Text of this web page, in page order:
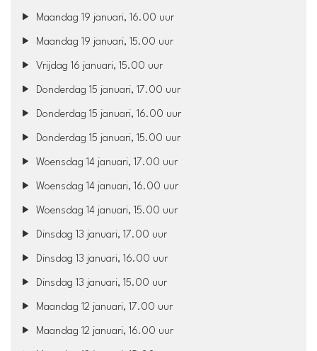
Maandag 19 januari, 16.00 uur
Maandag 19 januari, 15.00 uur
Vrijdag 16 januari, 15.00 uur
Donderdag 15 januari, 17.00 uur
Donderdag 15 januari, 16.00 uur
Donderdag 15 januari, 15.00 uur
Woensdag 14 januari, 17.00 uur
Woensdag 14 januari, 16.00 uur
Woensdag 14 januari, 15.00 uur
Dinsdag 13 januari, 17.00 uur
Dinsdag 13 januari, 16.00 uur
Dinsdag 13 januari, 15.00 uur
Maandag 12 januari, 17.00 uur
Maandag 12 januari, 16.00 uur